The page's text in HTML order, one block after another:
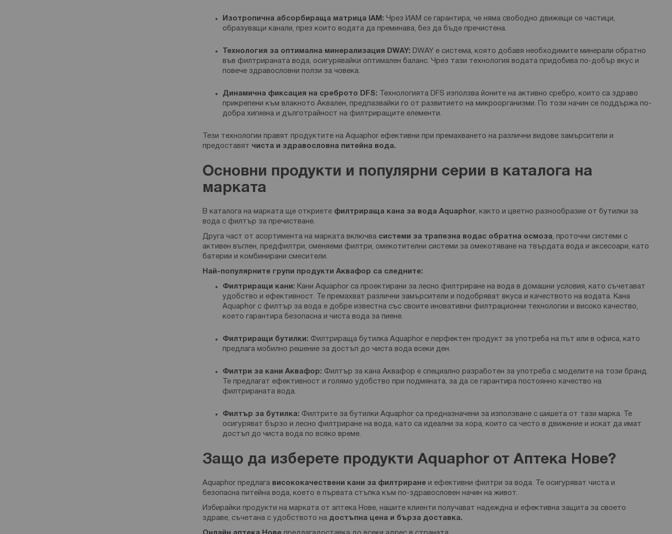
Изотропична абсорбираща матрица IAM: Чрез ИАМ се гарантира, че няма свободно движещи се частици,
образуващи канали, през които водата да преминава, без да бъде пречистена.
Технология за оптимална минерализация DWAY: DWAY е система, която добавя необходимите минерали обратно
във филтрираната вода, осигурявайки оптимален баланс. Чрез тази технология водата придобива по-добър вкус и
повече здравословни ползи за човека.
Динамична фиксация на среброто DFS:
Технологията DFS използва йоните на активно сребро, които са здраво
прикрепени към влакното Аквален, предпазвайки го от развитието на микроорганизми. По този начин се поддържа по-
добра хигиена и дълготрайност на филтриращите елементи.
Тези технологии правят продуктите на Aquaphor ефективни при премахването на различни видове замърсители и
предоставят чиста и здравословна питейна вода.
Основни продукти и популярни серии в каталога на
марката
В каталога на марката ще откриете филтрираща кана за вода Aquaphor, както и цветно разнообразие от бутилки за
вода с филтър за пречистване.
Друга част от асортимента на марката включва системи за трапезна водас обратна осмоза, проточни системи с
активен въглен, предфилтри, сменяеми филтри, омекотителни системи за омекотяване на твърдата вода и аксесоари, като
батерии и комбинирани смесители.
Най-популярните групи продукти Аквафор са следните:
Филтриращи кани: Кани Aquaphor са проектирани за лесно филтриране на вода в домашни условия, като съчетават
удобство и ефективност. Те премахват различни замърсители и подобряват вкуса и качеството на водата. Кана
Aquaphor с филтър за вода е добре известна със своите иновативни филтрационни технологии и високо качество,
което гарантира безопасна и чиста вода за пиене.
Филтриращи бутилки: Филтрираща бутилка Aquaphor е перфектен продукт за употреба на път или в офиса, като
предлага мобилно решение за достъп до чиста вода всеки ден.
Филтри за кани Аквафор: Филтър за кана Аквафор е специално разработен за употреба с моделите на този бранд.
Те предлагат ефективност и голямо удобство при подмяната, за да се гарантира постоянно качество на
филтрираната вода.
Филтър за бутилка: Филтрите за бутилки Aquaphor са предназначени за използване с шишета от тази марка. Те
осигуряват бързо и лесно филтриране на вода, като са идеални за хора, които са често в движение и искат да имат
достъп до чиста вода по всяко време.
Защо да изберете продукти Aquaphor от Аптека Нове?
Aquaphor предлага висококачествени кани за филтриране и ефективни филтри за вода. Те осигуряват чиста и
безопасна питейна вода, което е първата стъпка към по-здравословен начин на живот.
Избирайки продукти на марката от аптека Нове, нашите клиенти получават надеждна и ефективна защита за своето
здраве, съчетана с удобството на достъпна цена и бърза доставка.